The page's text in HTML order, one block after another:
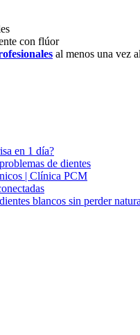
con flúor
al menos una vez
en 1 día?
de dientes
| Clínica PCM
blancos sin perder